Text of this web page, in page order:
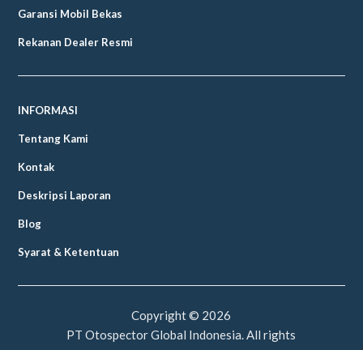
Garansi Mobil Bekas
Rekanan Dealer Resmi
INFORMASI
Tentang Kami
Kontak
Deskripsi Laporan
Blog
Syarat & Ketentuan
Copyright © 2026
PT Otospector Global Indonesia. All rights